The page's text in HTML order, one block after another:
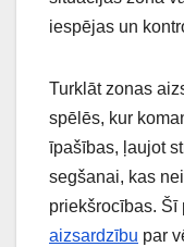
iespējas un
Turklāt zonas
spēlēs, kur
īpašības, ļaujot
segšanai, kas
priekšrocības. Šī
aizsardzību par